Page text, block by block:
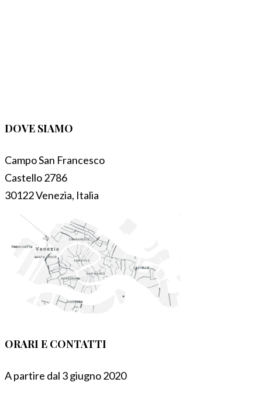
DOVE SIAMO
Campo San Francesco
Castello 2786
30122 Venezia, Italia
ORARI E CONTATTI
A partire dal 3 giugno 2020